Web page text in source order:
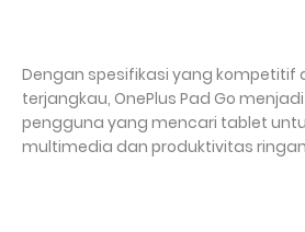
Dengan spesifikasi yang kompetitif
terjangkau, OnePlus Pad Go
pengguna yang mencari tablet
multimedia dan produktivitas